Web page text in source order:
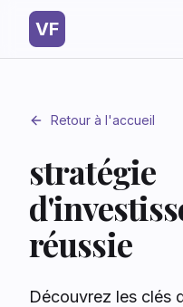
VF
Retour à l'accueil
stratégie
réussie
Découvrez les clés